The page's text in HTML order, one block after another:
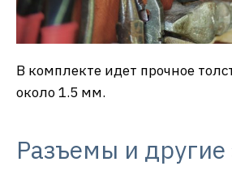
В комплекте идет прочное
около 1.5 мм.
Разъемы и